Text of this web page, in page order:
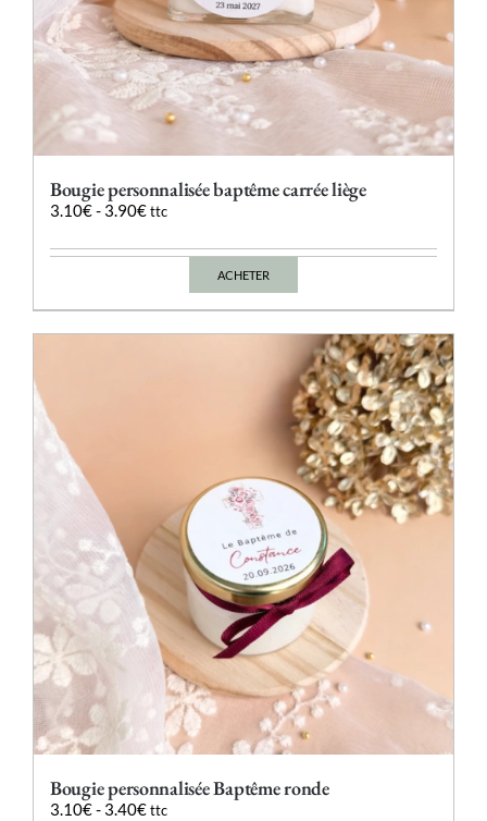
Bougie personnalisée baptême carrée liège
3.10€- 3.90€ ttc
ACHETER
Ce
variations.
options
peuvent
sur
la
page
du
produit
Bougie personnalisée Baptême ronde
3.10€- 3.40€ ttc